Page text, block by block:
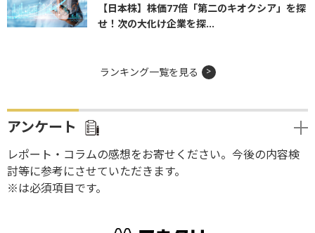
【日本株】株価77倍「第二のキオクシア」を探
せ！次の大化け企業を探...
ランキング一覧を見る
アンケート
レポート・コラムの感想をお寄せください。今後の内容検
討等に参考にさせていただきます。
※は必須項目です。